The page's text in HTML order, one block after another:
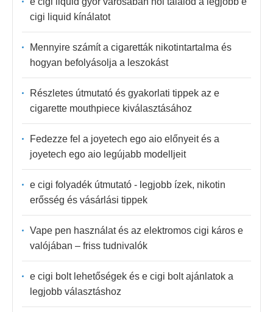
cigi liquid kínálatot
Mennyire számít a cigaretták nikotintartalma és
hogyan befolyásolja a leszokást
Részletes útmutató és gyakorlati tippek az e
cigarette mouthpiece kiválasztásához
Fedezze fel a joyetech ego aio előnyeit és a
joyetech ego aio legújabb modelljeit
e cigi folyadék útmutató - legjobb ízek, nikotin
erősség és vásárlási tippek
Vape pen használat és az elektromos cigi káros e
valójában – friss tudnivalók
e cigi bolt lehetőségek és e cigi bolt ajánlatok a
legjobb választáshoz